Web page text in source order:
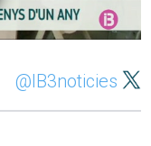
@IB3noticies